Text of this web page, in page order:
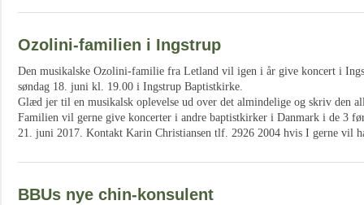
Ozolini-familien i Ingstrup
Den musikalske Ozolini-familie fra Letland vil igen i år give koncert i
søndag 18. juni kl. 19.00 i Ingstrup Baptistkirke.
Glæd jer til en musikalsk oplevelse ud over det almindelige og skriv den
Familien vil gerne give koncerter i andre baptistkirker i Danmark i de 3
21. juni 2017. Kontakt Karin Christiansen tlf. 2926 2004 hvis I gerne vil
BBUs nye chin-konsulent